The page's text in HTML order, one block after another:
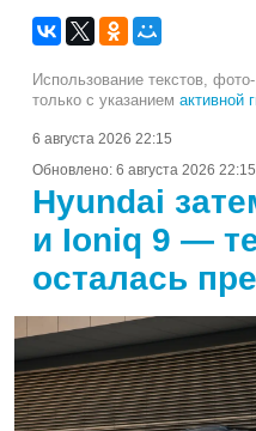
Использование текстов,
только с указанием активной
6 августа 2026 22:15
Обновлено: 6 августа 2026 22:15
Hyundai
и Ioniq 9 —
осталась